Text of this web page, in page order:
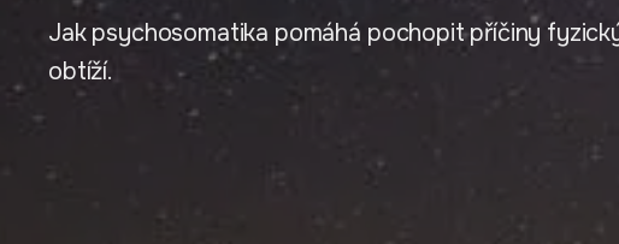
Jak psychosomatika pomáhá pochopit příčiny
obtíží.